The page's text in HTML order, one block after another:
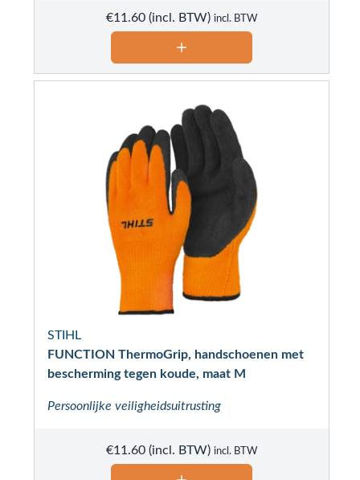
€11.60 incl. BTW
STIHL
FUNCTION ThermoGrip, handschoenen met
bescherming tegen koude, maat M
Persoonlijke veiligheidsuitrusting
€11.60 incl. BTW